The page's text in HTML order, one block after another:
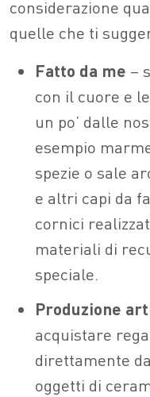
considerazione
quelle che ti
Fatto da me –
con il cuore e
un po’ dalle
esempio
spezie o sale
e altri capi da
cornici
materiali di
speciale.
Produzione
acquistare
direttamente
oggetti di